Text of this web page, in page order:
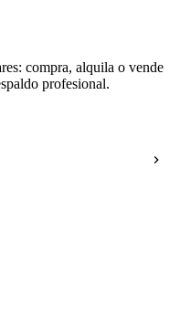
compra, alquila o vende
profesional.